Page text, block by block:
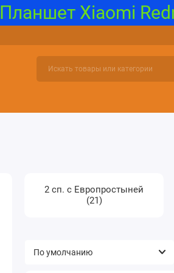
Планшет Xiaomi
2 сп. с Европростыней
(21)